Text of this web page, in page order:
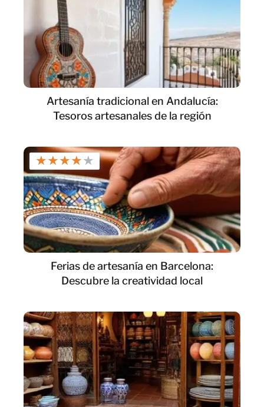
Artesanía tradicional en Andalucía:
Tesoros artesanales de la región
★★★★★
Ferias de artesanía en Barcelona:
Descubre la creatividad local